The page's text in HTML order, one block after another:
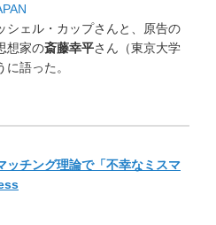
ェル・カップさんと、
原告の
想家の斎藤幸平さん（東京大学
語った。
ッチング理論で「不幸なミスマ